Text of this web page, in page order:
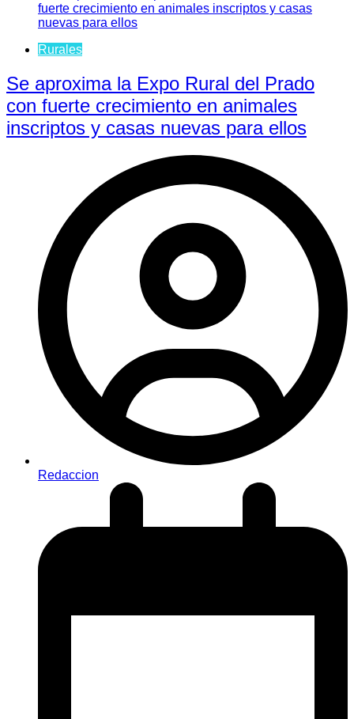
Rurales
Se aproxima la Expo Rural del Prado
con fuerte crecimiento en animales
inscriptos y casas nuevas para ellos
Redaccion